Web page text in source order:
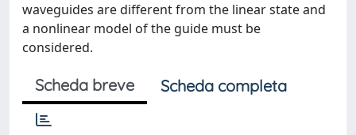
waveguides are different from the linear state and
a nonlinear model of the guide must be
considered.
Scheda breve Scheda completa